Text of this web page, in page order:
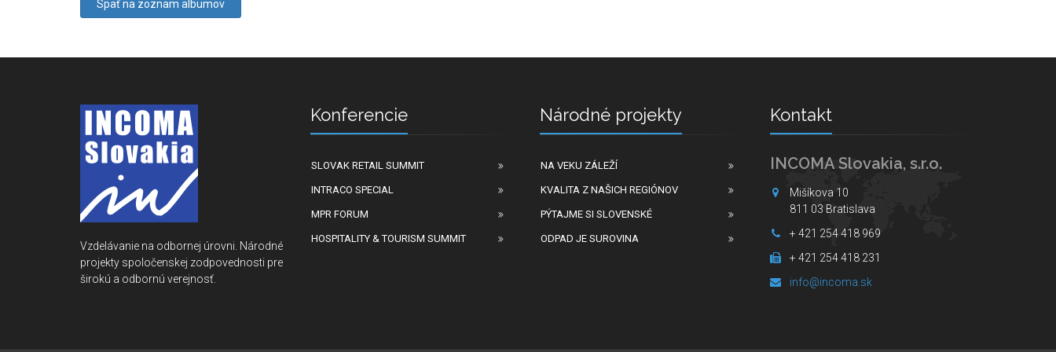
Späť na zoznam albumov
Vzdelávanie na odbornej úrovni. Národné
projekty spoločenskej zodpovednosti pre
širokú a odbornú verejnosť.
Konferencie
SLOVAK RETAIL SUMMIT
INTRACO SPECIAL
MPR FORUM
HOSPITALITY & TOURISM SUMMIT
Národné projekty
NA VEKU ZÁLEŽÍ
KVALITA Z NAŠICH REGIÓNOV
PÝTAJME SI SLOVENSKÉ
ODPAD JE SUROVINA
Kontakt
INCOMA Slovakia, s.r.o.
Mišíkova 10
811 03 Bratislava
+ 421 254 418 969
+ 421 254 418 231
info@incoma.sk